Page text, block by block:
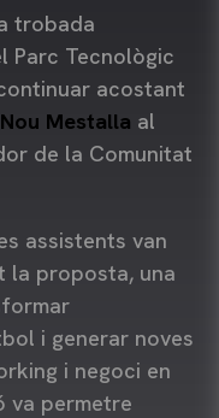
trobada
Parc Tecnològic
acostant
Nou Mestalla al
de la Comunitat
assistents van
la proposta, una
i generar noves
i negoci en
va permetre